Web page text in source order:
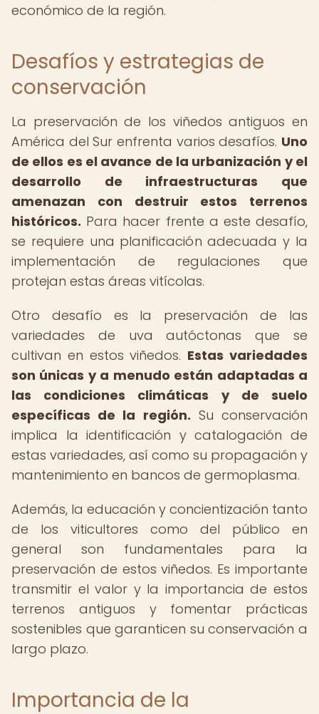
económico de la región.
Desafíos y estrategias de
conservación
La preservación de los viñedos antiguos en
América del Sur enfrenta varios desafíos. Uno
de ellos es el avance de la urbanización y el
desarrollo de infraestructuras que
amenazan con destruir estos terrenos
históricos. Para hacer frente a este desafío,
se requiere una planificación adecuada y la
implementación de regulaciones que
protejan estas áreas vitícolas.
Otro desafío es la preservación de las
variedades de uva autóctonas que se
cultivan en estos viñedos. Estas variedades
son únicas y a menudo están adaptadas a
las condiciones climáticas y de suelo
específicas de la región. Su conservación
implica la identificación y catalogación de
estas variedades, así como su propagación y
mantenimiento en bancos de germoplasma.
Además, la educación y concientización tanto
de los viticultores como del público en
general son fundamentales para la
preservación de estos viñedos. Es importante
transmitir el valor y la importancia de estos
terrenos antiguos y fomentar prácticas
sostenibles que garanticen su conservación a
largo plazo.
Importancia de la